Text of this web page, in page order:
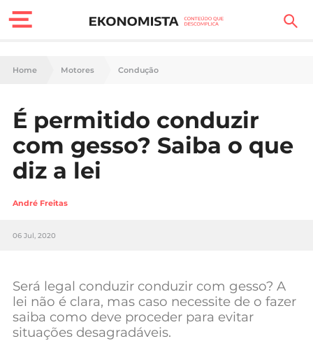
Finanças Pessoais
Carreira
Casa
Lifestyle
Sociedade
Negócios
Mundial 2026
Home Motores Condução
É permitido conduzir
com gesso? Saiba o que
diz a lei
André Freitas
06 Jul, 2020
Será legal conduzir conduzir com gesso? A
lei não é clara, mas caso necessite de o fazer
saiba como deve proceder para evitar
situações desagradáveis.